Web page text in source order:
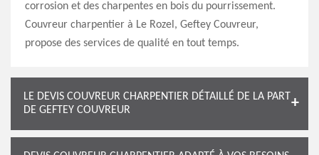
corrosion et des charpentes en bois du pourrissement.
Couvreur charpentier à Le Rozel, Geftey Couvreur,
propose des services de qualité en tout temps.
LE DEVIS COUVREUR CHARPENTIER DÉTAILLÉ DE LA PART
DE GEFTEY COUVREUR